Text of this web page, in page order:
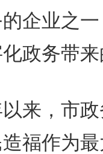
企业之
政务带来
，市政
福作为